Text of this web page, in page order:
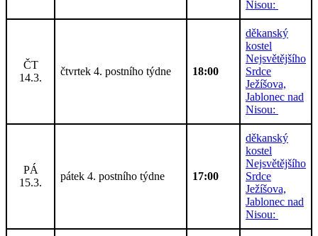
Nisou:
ČT
14.3.
čtvrtek 4. postního týdne 18:00
děkanský
kostel
Nejsvětějšího
Srdce
Ježíšova,
Jablonec nad
Nisou:
PÁ
15.3.
pátek 4. postního týdne 17:00
děkanský
kostel
Nejsvětějšího
Srdce
Ježíšova,
Jablonec nad
Nisou: